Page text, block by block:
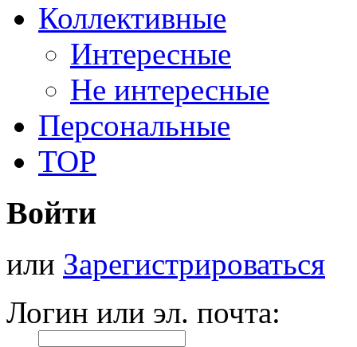
Коллективные
Интересные
Не интересные
Персональные
TOP
Войти
или Зарегистрироваться
Логин или эл. почта: